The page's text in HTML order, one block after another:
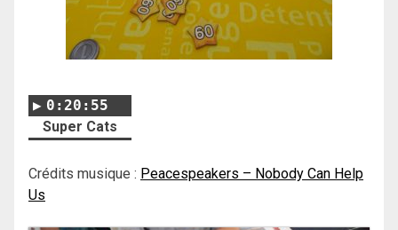
0:20:55
Super Cats
Crédits musique : Peacespeakers – Nobody Can Help
Us